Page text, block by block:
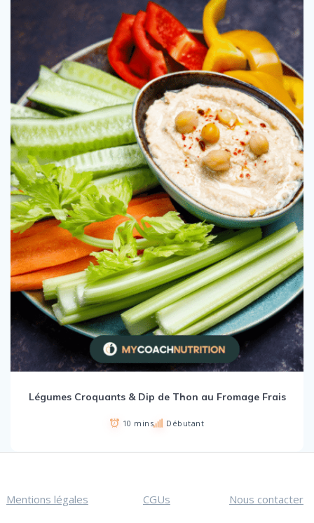
Légumes Croquants & Dip de Thon au Fromage Frais
10 mins Débutant
Mentions légales CGUs Nous contacter